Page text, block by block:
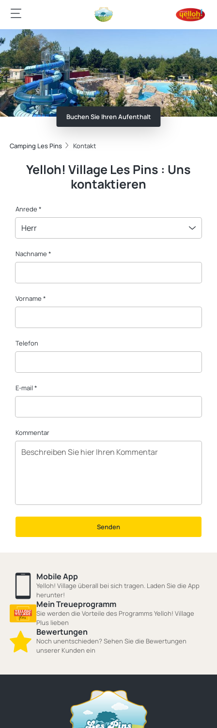
Buchen Sie Ihren Aufenthalt
Camping Les Pins Kontakt
Yelloh! Village Les Pins : Uns
kontaktieren
Anrede *
Herr
Nachname *
Vorname *
Telefon
E-mail *
Kommentar
Senden
Mobile App
Yelloh! Village überall bei sich tragen. Laden Sie die App
herunter!
Mein Treueprogramm
Sie werden die Vorteile des Programms Yelloh! Village
Plus lieben
Bewertungen
Noch unentschieden? Sehen Sie die Bewertungen
unserer Kunden ein